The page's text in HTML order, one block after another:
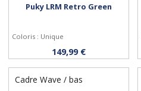
Acheter
Puky LRM Retro Green
Coloris : Unique
149,99 €
Cadre Wave / bas